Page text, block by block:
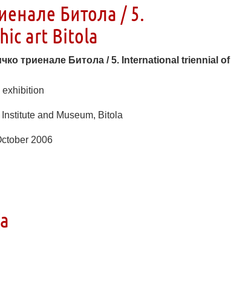
Битола / 5.
art Bitola
триенале Битола / 5. International triennial of
exhibition
and Museum, Bitola
2006